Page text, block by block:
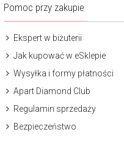
Pomoc przy zakupie
Ekspert w biżuterii
Jak kupować w eSklepie
Wysyłka i formy płatności
Apart Diamond Club
Regulamin sprzedaży
Bezpieczeństwo